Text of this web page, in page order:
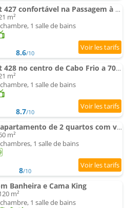
Appartement 427 confortável na Passagem à 700m da praia
m²
1 salle de bains
8.6/10
Appartement 428 no centro de Cabo Frio a 700m da praia
m²
1 salle de bains
8.7/10
Maravilhoso apartamento de 2 quartos com vista mar
m²
1 salle de bains
8/10
Banheira e Cama King
m²
1 salle de bains